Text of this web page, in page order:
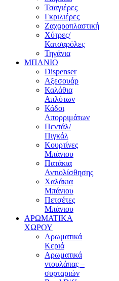
Τσαγιέρες
Γκριλιέρες
Ζαχαροπλαστική
Χύτρες/
Κατσαρόλες
Τηγάνια
ΜΠΑΝΙΟ
Dispenser
Αξεσουάρ
Καλάθια
Απλύτων
Κάδοι
Απορριμάτων
Πεντάλ/
Πιγκάλ
Κουρτίνες
Μπάνιου
Πατάκια
Αντιολίσθησης
Χαλάκια
Μπάνιου
Πετσέτες
Μπάνιου
ΑΡΩΜΑΤΙΚΑ
ΧΩΡΟΥ
Αρωματικά
Κεριά
Αρωματικά
ντουλάπας –
συρταριών